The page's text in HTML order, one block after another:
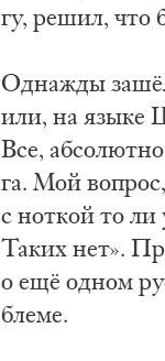
гу, ре­шил, что
Од­на­жды
или, на язы­ке
Все,
га. Мой
с нот­кой то
Та­ких нет».
о ещё од­ном
бле­ме.